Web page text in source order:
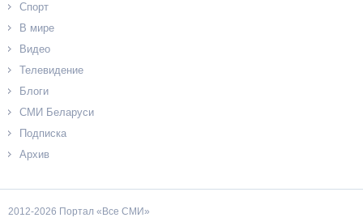
Спорт
В мире
Видео
Телевидение
Блоги
СМИ Беларуси
Подписка
Архив
2012-2026 Портал «Все СМИ»